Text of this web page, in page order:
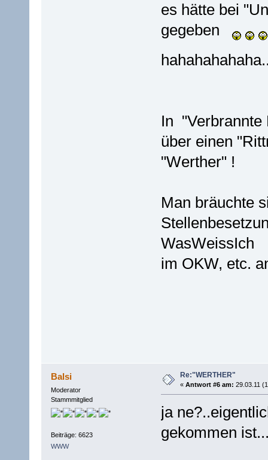
es hätte bei
gegeben
In "Verbrannte
über einen
"Werther" !
Man bräuchte
WasWeissIch
im OKW, etc.
Balsi
Moderator
Stammmitglied
Beiträge: 6623
WWW
Re:"WERTHER"
« Antwort #6 am: 29.03.11
ja
gekommen